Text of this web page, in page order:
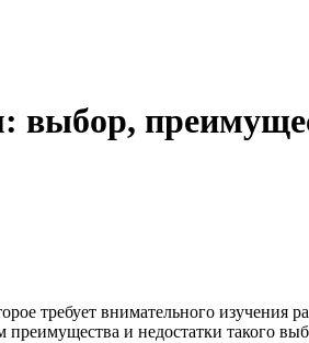
выбор,
требует внимательного
и недостатки такого